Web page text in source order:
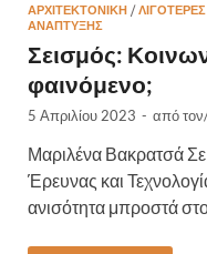
ΑΡΧΙΤΕΚΤΟΝΙΚΗ /
ΑΝΆΠΤΥΞΗΣ
Σεισμός:
φαινόμενο;
5 Απριλίου 2023 - από
Μαριλένα Βακρατσά
Έρευνας και
ανισότητα μπροστά